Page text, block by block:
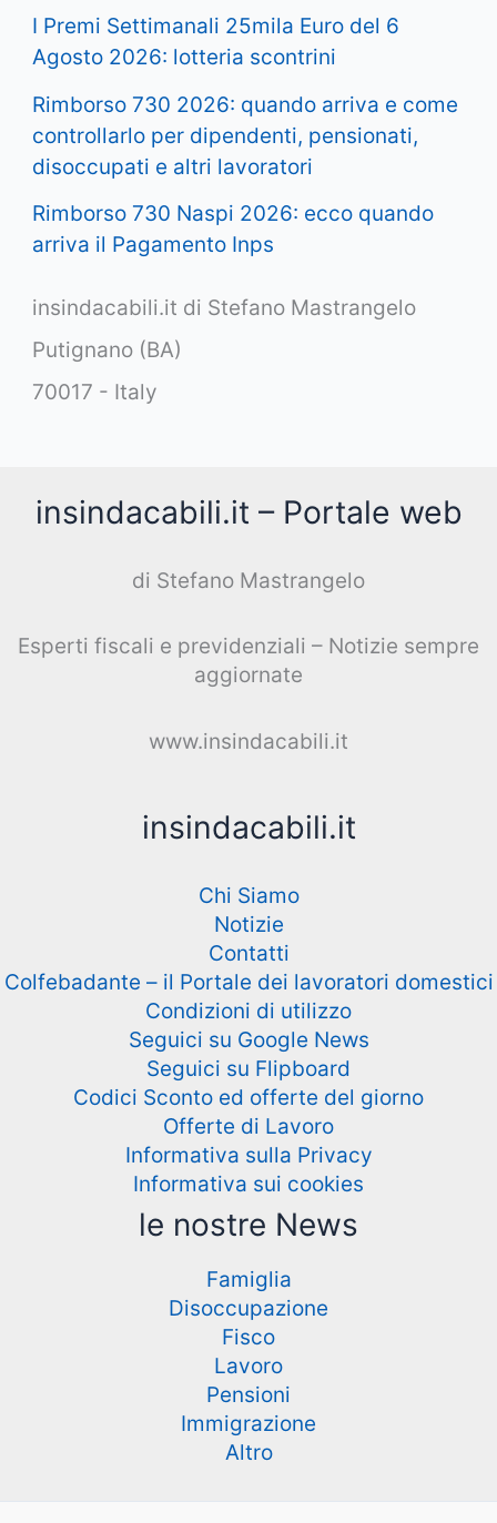
I Premi Settimanali 25mila Euro del 6
Agosto 2026: lotteria scontrini
Rimborso 730 2026: quando arriva e come
controllarlo per dipendenti, pensionati,
disoccupati e altri lavoratori
Rimborso 730 Naspi 2026: ecco quando
arriva il Pagamento Inps
insindacabili.it di Stefano Mastrangelo
Putignano (BA)
70017 - Italy
insindacabili.it – Portale web
di Stefano Mastrangelo
Esperti fiscali e previdenziali – Notizie sempre
aggiornate
www.insindacabili.it
insindacabili.it
Chi Siamo
Notizie
Contatti
Colfebadante – il Portale dei lavoratori domestici
Condizioni di utilizzo
Seguici su Google News
Seguici su Flipboard
Codici Sconto ed offerte del giorno
Offerte di Lavoro
Informativa sulla Privacy
Informativa sui cookies
le nostre News
Famiglia
Disoccupazione
Fisco
Lavoro
Pensioni
Immigrazione
Altro